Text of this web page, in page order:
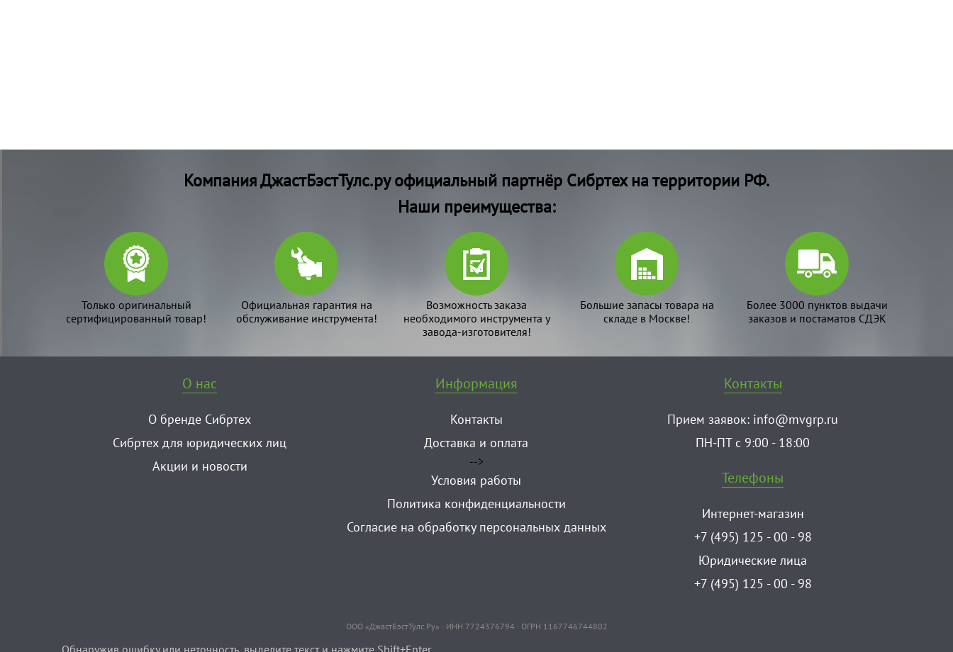
Компания ДжастБэстТулс.ру официальный партнёр Сибртех на территории РФ.
Наши преимущества:
Только оригинальный
сертифицированный товар!
Официальная гарантия на
обслуживание инструмента!
Возможность заказа
необходимого инструмента у
завода-изготовителя!
Большие запасы товара на
складе в Москве!
Более 3000 пунктов выдачи
заказов и постаматов СДЭК
О нас
О бренде Сибртех
Сибртех для юридических лиц
Акции и новости
Информация
Контакты
Доставка и оплата
-->
Условия работы
Политика конфиденциальности
Согласие на обработку персональных данных
Контакты
Прием заявок: info@mvgrp.ru
ПН-ПТ с 9:00 - 18:00
Телефоны
Интернет-магазин
+7 (495) 125 - 00 - 98
Юридические лица
+7 (495) 125 - 00 - 98
ООО «ДжастБэстТулс.Ру» · ИНН 7724376794 · ОГРН 1167746744802
Обнаружив ошибку или неточность, выделите текст и нажмите Shift+Enter.